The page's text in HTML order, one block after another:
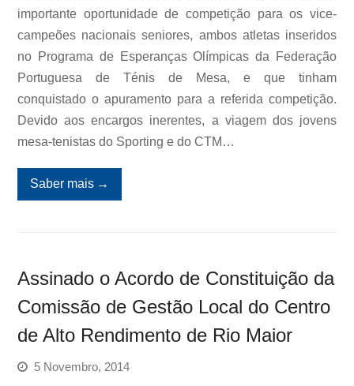
importante oportunidade de competição para os vice-
campeões nacionais seniores, ambos atletas inseridos
no Programa de Esperanças Olímpicas da Federação
Portuguesa de Ténis de Mesa, e que tinham
conquistado o apuramento para a referida competição.
Devido aos encargos inerentes, a viagem dos jovens
mesa-tenistas do Sporting e do CTM…
Saber mais →
Assinado o Acordo de Constituição da
Comissão de Gestão Local do Centro
de Alto Rendimento de Rio Maior
5 Novembro, 2014